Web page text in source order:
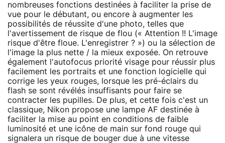
nombreuses fonctions destinées à faciliter la prise de
vue pour le débutant, ou encore à augmenter les
possibilités de réussite d'une photo, telles que
l'avertissement de risque de flou (« Attention !! L'image
risque d'être floue. L'enregistrer ? ») ou la sélection de
l'image la plus nette / la mieux exposée. On retrouve
également l'autofocus priorité visage pour réussir plus
facilement les portraits et une fonction logicielle qui
corrige les yeux rouges, lorsque les pré-éclairs du
flash se sont révélés insuffisants pour faire se
contracter les pupilles. De plus, et cette fois c'est un
classique, Nikon propose une lampe AF destinée à
faciliter la mise au point en conditions de faible
luminosité et une icône de main sur fond rouge qui
signalera un risque de bouger due à une vitesse